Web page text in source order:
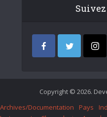
Copyright © 2026.
Archives/Documentation
Pays